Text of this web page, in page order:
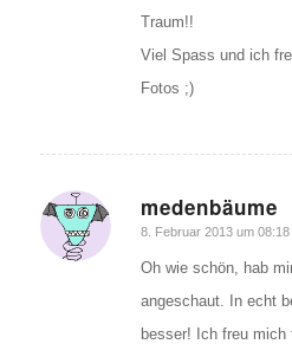
Traum!!
Viel Spass und ich
Fotos ;)
medenbäume
sagte:
8. Februar 2013 um 08:18
Oh wie schön, hab
angeschaut. In echt
besser! Ich freu mich